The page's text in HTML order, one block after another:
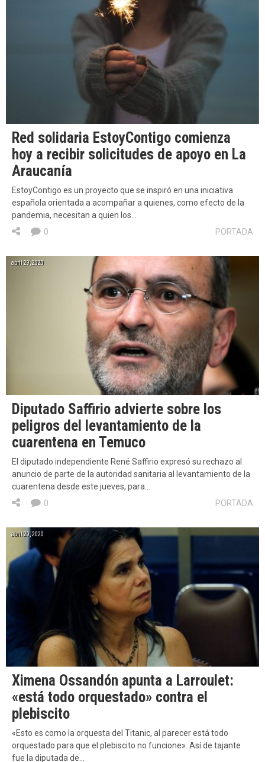
Red solidaria EstoyContigo comienza
hoy a recibir solicitudes de apoyo en La
Araucanía
EstoyContigo es un proyecto que se inspiró en una iniciativa
española orientada a acompañar a quienes, como efecto de la
pandemia, necesitan a quien los…
PORTADA
0
abril 29, 2020
Diputado Saffirio advierte sobre los
peligros del levantamiento de la
cuarentena en Temuco
El diputado independiente René Saffirio expresó su rechazo al
anuncio de parte de la autoridad sanitaria al levantamiento de la
cuarentena desde este jueves, para…
PORTADA
0
abril 29, 2020
Ximena Ossandón apunta a Larroulet:
«está todo orquestado» contra el
plebiscito
«Esto es como la orquesta del Titanic, al parecer está todo
orquestado para que el plebiscito no funcione». Así de tajante
fue la diputada de…